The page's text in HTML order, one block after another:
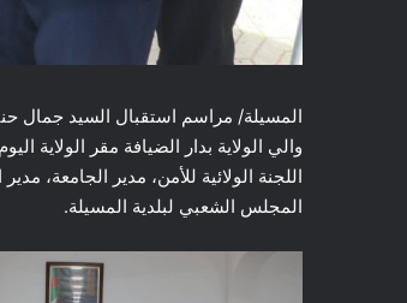
المسيلة/ مراسم استقبال السيد جمال
اللجنة الولائية للأمن، مدير الجامعة،
المجلس الشعبي لبلدية المسيلة.